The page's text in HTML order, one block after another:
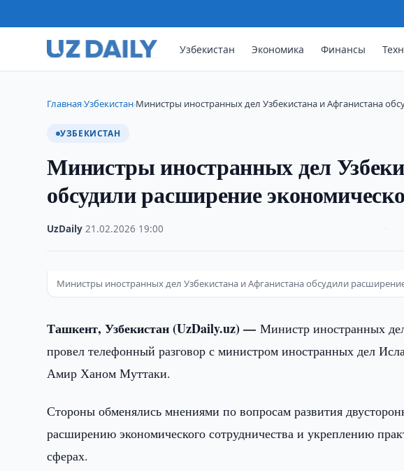
Узбекистан Экономика Финансы
Главная›Узбекистан›Министры иностранных дел Узбекистана и Афганистана
УЗБЕКИСТАН
Министры иностранных дел
обсудили расширение
UzDaily ·21.02.2026 19:00
Министры иностранных дел Узбекистана и Афганистана обсудили
Ташкент, Узбекистан (UzDaily.uz) —Министр иностранных
провел телефонный разговор с министром иностранных дел
Амир Ханом Муттаки.
Стороны обменялись мнениями по вопросам развития
расширению экономического сотрудничества и укреплению
сферах.